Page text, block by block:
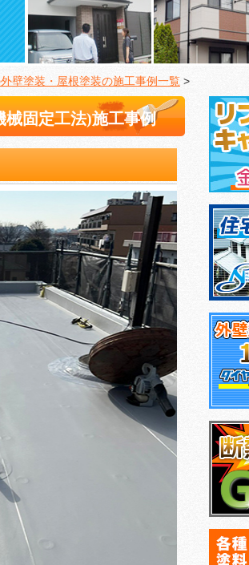
壁塗装・屋根塗装の施工事例一覧 >
械固定工法)施工事例